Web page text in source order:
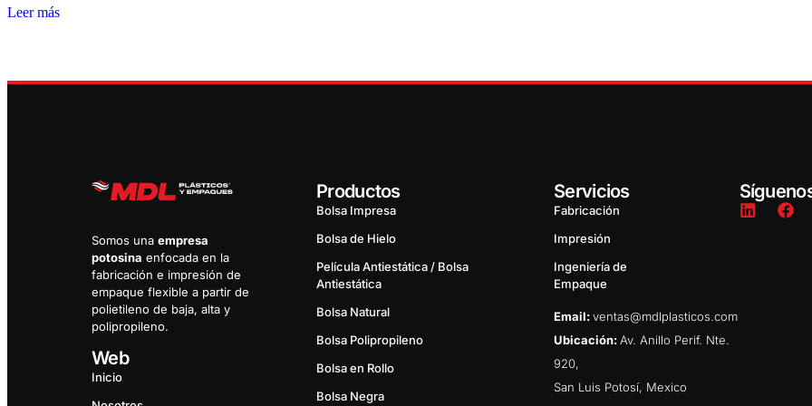
Leer más
Somos una empresa
potosina enfocada en la
fabricación e impresión de
empaque flexible a partir de
polietileno de baja, alta y
polipropileno.
Web
Inicio
Productos
Bolsa Impresa
Bolsa de Hielo
Película Antiestática / Bolsa
Antiestática
Bolsa Natural
Bolsa Polipropileno
Bolsa en Rollo
Bolsa Negra
Servicios
Fabricación
Impresión
Ingeniería de
Empaque
Email:ventas@mdlplasticos.com
Ubicación:Av. Anillo Perif. Nte.
920,
San Luis Potosí, Mexico